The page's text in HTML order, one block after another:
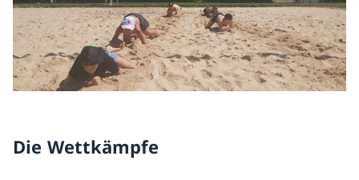
Die Wettkämpfe